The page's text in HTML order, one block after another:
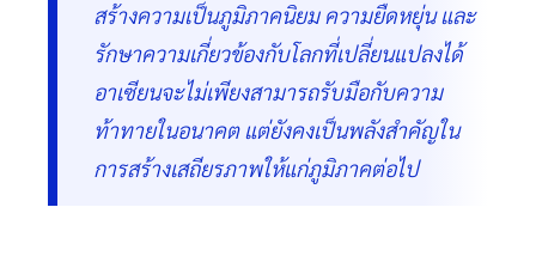
สร้างความเป็นภูมิภาคนิยม ความยืดหยุ่น และ
รักษาความเกี่ยวข้องกับโลกที่เปลี่ยนแปลงได้
อาเซียนจะไม่เพียงสามารถรับมือกับความ
ท้าทายในอนาคต แต่ยังคงเป็นพลังสำคัญใน
การสร้างเสถียรภาพให้แก่ภูมิภาคต่อไป